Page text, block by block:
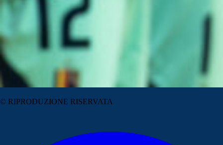
© RIPRODUZIONE RISERVATA